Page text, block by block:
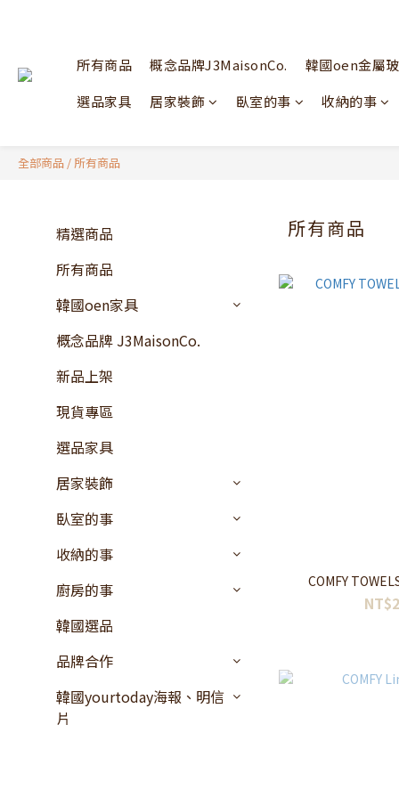
所有商品 概念品牌J3MaisonCo. 韓國oen金屬
選品家具
居家裝飾 臥室的事 收納的事
全部商品 / 所有商品
精選商品
所有商品
韓國oen家具
概念品牌 J3MaisonCo.
新品上架
現貨專區
選品家具
居家裝飾
臥室的事
收納的事
廚房的事
韓國選品
品牌合作
韓國yourtoday海報、明信
片
所有商品
COMFY